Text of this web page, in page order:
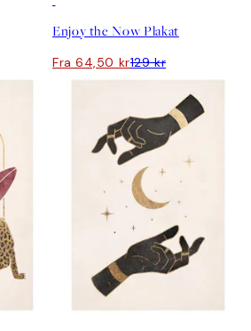
Enjoy the Now Plakat
Fra 64,50 kr129 kr